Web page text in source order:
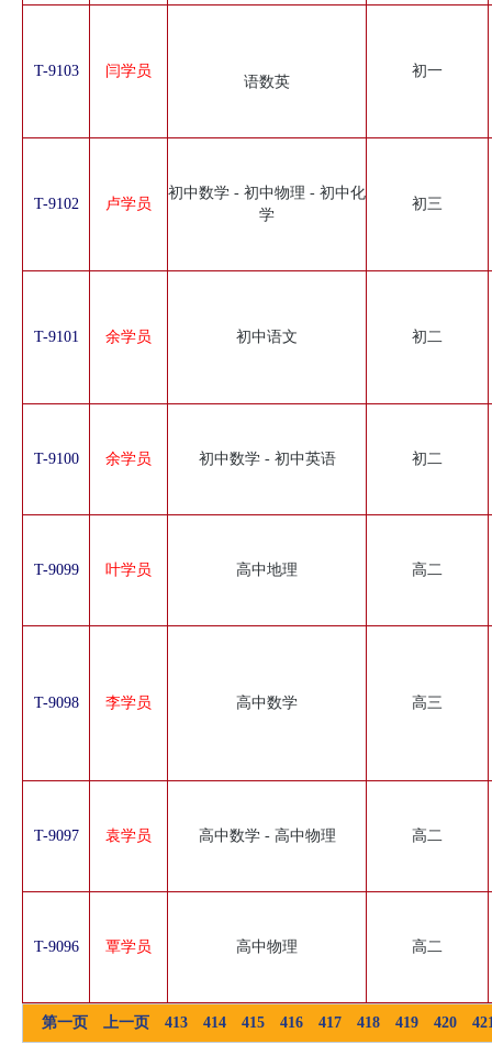
T-9103 闫学员
语数英
初一
T-9102 卢学员
初中数学 - 初中物理 - 初中化
学
初三
T-9101 余学员 初中语文 初二
T-9100 余学员 初中数学 - 初中英语 初二
T-9099 叶学员 高中地理 高二
T-9098 李学员 高中数学 高三
T-9097 袁学员 高中数学 - 高中物理 高二
T-9096 覃学员 高中物理 高二
第一页 上一页 413 414 415 416 417 418 419 420